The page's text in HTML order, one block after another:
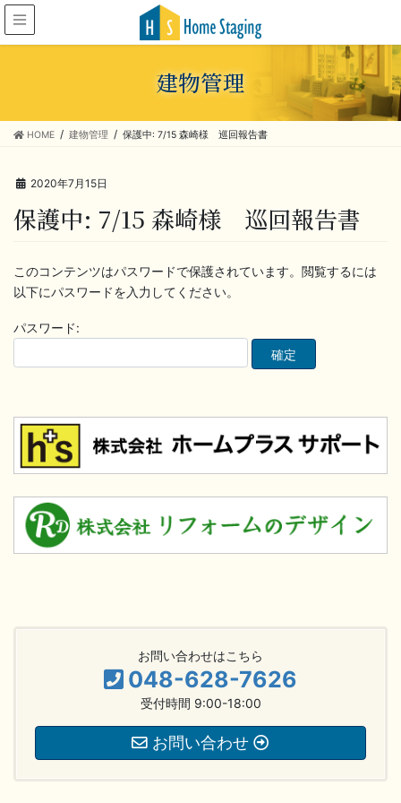
建物管理
HOME 建物管理 保護中: 7/15 森崎様 巡回報告書
2020年7月15日
保護中: 7/15 森崎様 巡回報告書
このコンテンツはパスワードで保護されています。閲覧するには
以下にパスワードを入力してください。
パスワード:
お問い合わせはこちら
048-628-7626
受付時間 9:00-18:00
お問い合わせ